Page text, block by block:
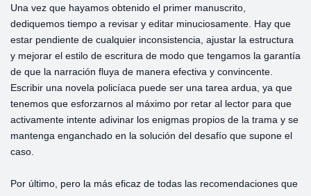
Una vez que hayamos obtenido el primer manuscrito,
dediquemos tiempo a revisar y editar minuciosamente. Hay que
estar pendiente de cualquier inconsistencia, ajustar la estructura
y mejorar el estilo de escritura de modo que tengamos la garantía
de que la narración fluya de manera efectiva y convincente.
Escribir una novela policíaca puede ser una tarea ardua, ya que
tenemos que esforzarnos al máximo por retar al lector para que
activamente intente adivinar los enigmas propios de la trama y se
mantenga enganchado en la solución del desafío que supone el
caso.
Por último, pero la más eficaz de todas las recomendaciones que